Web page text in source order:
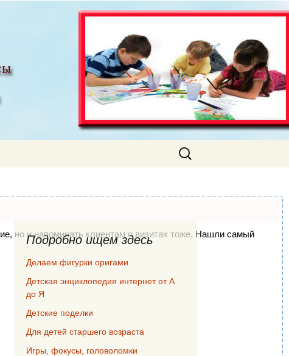
Искать:
но и напоминать клиентам о визитах тоже. Нашли самый
Подробно ищем здесь
Делаем фигурки оригами
Детская энциклопедия интернет от А
до Я
Детские поделки
Для детей старшего возраста
Игры, фокусы, головоломки